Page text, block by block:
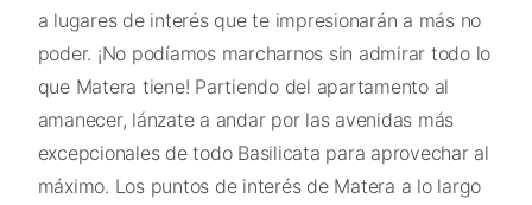
a lugares de interés que te impresionarán a más no
poder. ¡No podíamos marcharnos sin admirar todo lo
que Matera tiene! Partiendo del apartamento al
amanecer, lánzate a andar por las avenidas más
excepcionales de todo Basilicata para aprovechar al
máximo. Los puntos de interés de Matera a lo largo